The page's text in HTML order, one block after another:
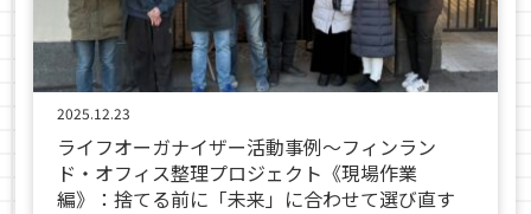
2025.12.23
ライフオーガナイザー活動事例〜フィンラン
ド・オフィス整理プロジェクト《現場作業
編》：捨てる前に「未来」に合わせて選び直す